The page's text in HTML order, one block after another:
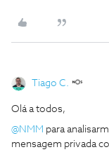
Tiago C.
Olá a todos,
@NMM para
mensagem privada